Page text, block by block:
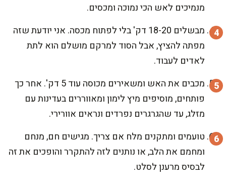
מנמיכים לאש הכי נמוכה ומכסים.
מבשלים 18-20 דק' בלי לפתוח מכסה. אני יודעת שזה
מפתה להציץ, אבל הסוד למרקם מושלם הוא לתת
לאדים לעבוד.
מכבים את האש ומשאירים מכוסה עוד 5 דק'. אחר כך
פותחים, מוסיפים מיץ לימון ומאווררים בעדינות עם
מזלג, עד שהגרגרים נפרדים ונראים אוורירי.
טועמים ומתקנים מלח אם צריך. מגישים חם, מנחם
ומחמם את הלב, או נותנים לזה להתקרר והופכים את זה
לבסיס מרענן לסלט.